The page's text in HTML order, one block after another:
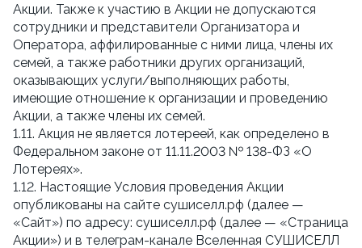
Акции. Также к участию в Акции не допускаются
сотрудники и представители Организатора и
Оператора, аффилированные с ними лица, члены их
семей, а также работники других организаций,
оказывающих услуги/выполняющих работы,
имеющие отношение к организации и проведению
Акции, а также члены их семей.
1.11. Акция не является лотереей, как определено в
Федеральном законе от 11.11.2003 № 138-ФЗ «О
Лотереях».
1.12. Настоящие Условия проведения Акции
опубликованы на сайте сушиселл.рф (далее —
«Сайт») по адресу: сушиселл.рф (далее — «Страница
Акции») и в телеграм-канале Вселенная СУШИСЕЛЛ